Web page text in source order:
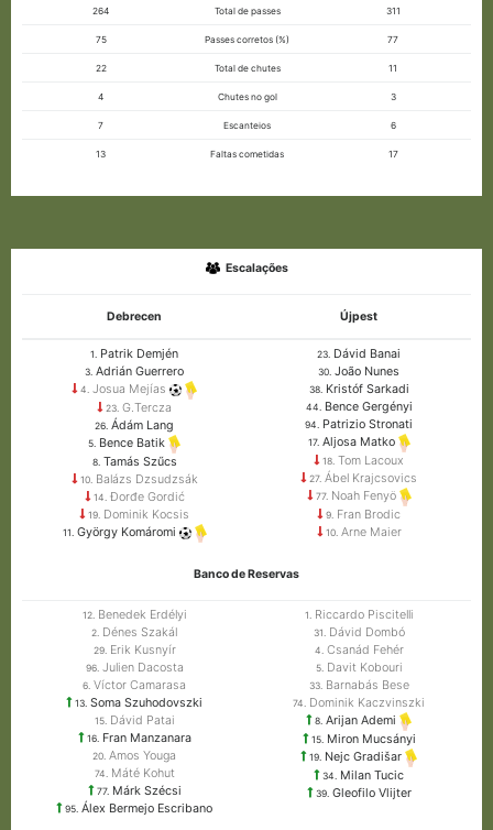
264 Total de passes 311
75 Passes corretos (%) 77
22 Total de chutes 11
4 Chutes no gol 3
7 Escanteios 6
13 Faltas cometidas 17
Escalações
Debrecen Újpest
1. Patrik Demjén
3. Adrián Guerrero
4. Josua Mejías
23. G.Tercza
26. Ádám Lang
5. Bence Batik
8.Tamás Szűcs
10.Balázs Dzsudzsák
14. Đorđe Gordić
19. Dominik Kocsis
11.György Komáromi
23. Dávid Banai
30. João Nunes
38.Kristóf Sarkadi
44. Bence Gergényi
94. Patrizio Stronati
17.Aljosa Matko
18. Tom Lacoux
27. Ábel Krajcsovics
77.Noah Fenyö
9. Fran Brodic
10.Arne Maier
Banco de Reservas
12.Benedek Erdélyi
2. Dénes Szakál
29.Erik Kusnyír
96.Julien Dacosta
6. Víctor Camarasa
13. Soma Szuhodovszki
15.Dávid Patai
16.Fran Manzanara
20. Amos Youga
74. Máté Kohut
77.Márk Szécsi
95. Álex Bermejo Escribano
1. Riccardo Piscitelli
31. Dávid Dombó
4. Csanád Fehér
5.Davit Kobouri
33.Barnabás Bese
74. Dominik Kaczvinszki
8. Arijan Ademi
15.Miron Mucsányi
19. Nejc Gradišar
34. Milan Tucic
39.Gleofilo Vlijter